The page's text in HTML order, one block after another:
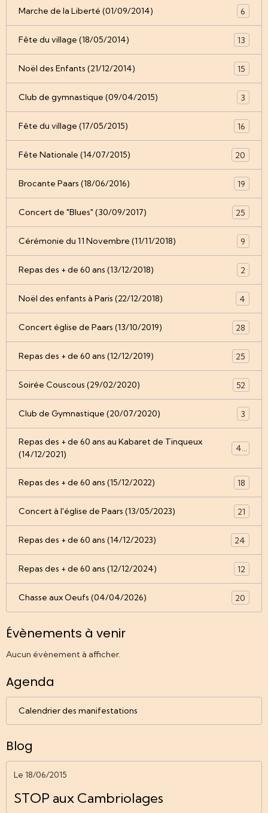
Marche de la Liberté (01/09/2014) 6
Fête du village (18/05/2014) 13
Noël des Enfants (21/12/2014) 15
Club de gymnastique (09/04/2015) 3
Fête du village (17/05/2015) 16
Fête Nationale (14/07/2015) 20
Brocante Paars (18/06/2016) 19
Concert de "Blues" (30/09/2017) 25
Cérémonie du 11 Novembre (11/11/2018) 9
Repas des + de 60 ans (13/12/2018) 2
Noël des enfants à Paris (22/12/2018) 4
Concert église de Paars (13/10/2019) 28
Repas des + de 60 ans (12/12/2019) 25
Soirée Couscous (29/02/2020) 52
Club de Gymnastique (20/07/2020) 3
Repas des + de 60 ans au Kabaret de Tinqueux
(14/12/2021)
49
Repas des + de 60 ans (15/12/2022) 18
Concert à l'église de Paars (13/05/2023) 21
Repas des + de 60 ans (14/12/2023) 24
Repas des + de 60 ans (12/12/2024) 12
Chasse aux Oeufs (04/04/2026) 20
Évènements à venir
Aucun évènement à afficher.
Agenda
Calendrier des manifestations
Blog
Le 18/06/2015
STOP aux Cambriolages